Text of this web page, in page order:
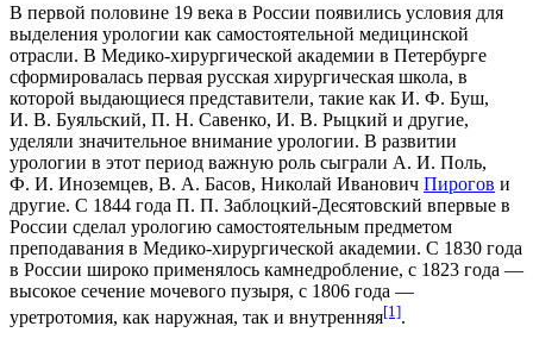
В первой половине 19 века в России появились условия для
выделения урологии как самостоятельной медицинской
отрасли. В Медико-хирургической академии в Петербурге
сформировалась первая русская хирургическая школа, в
которой выдающиеся представители, такие как И. Ф. Буш,
И. В. Буяльский, П. Н. Савенко, И. В. Рыцкий и другие,
уделяли значительное внимание урологии. В развитии
урологии в этот период важную роль сыграли А. И. Поль,
Ф. И. Иноземцев, В. А. Басов, Николай Иванович Пирогов и
другие. С 1844 года П. П. Заблоцкий-Десятовский впервые в
России сделал урологию самостоятельным предметом
преподавания в Медико-хирургической академии. С 1830 года
в России широко применялось камнедробление, с 1823 года —
высокое сечение мочевого пузыря, с 1806 года —
уретротомия, как наружная, так и внутренняя[1].